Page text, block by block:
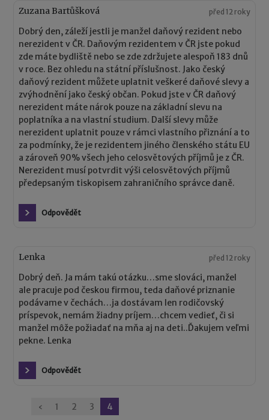
Zuzana Bartůšková před 12 roky
Dobrý den, záleží jestli je manžel daňový rezident nebo
nerezident v ČR. Daňovým rezidentem v ČR jste pokud
zde máte bydliště nebo se zde zdržujete alespoň 183 dnů
v roce. Bez ohledu na státní příslušnost. Jako český
daňový rezident můžete uplatnit veškeré daňové slevy a
zvýhodnění jako český občan. Pokud jste v ČR daňový
nerezident máte nárok pouze na základní slevu na
poplatníka a na vlastní studium. Další slevy může
nerezident uplatnit pouze v rámci vlastního přiznání a to
za podmínky, že je rezidentem jiného členského státu EU
a zároveň 90% všech jeho celosvětových příjmů je z ČR.
Nerezident musí potvrdit výši celosvětových příjmů
předepsaným tiskopisem zahraničního správce daně.
Odpovědět
Lenka před 12 roky
Dobrý deň. Ja mám takú otázku…sme slováci, manžel
ale pracuje pod českou firmou, teda daňové priznanie
podávame v čechách…ja dostávam len rodičovský
príspevok, nemám žiadny príjem…chcem vedieť, či si
manžel môže požiadať na mňa aj na deti..Ďakujem veľmi
pekne. Lenka
Odpovědět
Stránkování
‹ 1 2 3 4